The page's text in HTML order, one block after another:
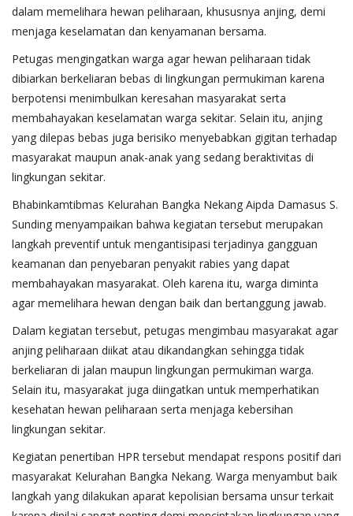
dalam memelihara hewan peliharaan, khususnya anjing, demi
menjaga keselamatan dan kenyamanan bersama.
Petugas mengingatkan warga agar hewan peliharaan tidak
dibiarkan berkeliaran bebas di lingkungan permukiman karena
berpotensi menimbulkan keresahan masyarakat serta
membahayakan keselamatan warga sekitar. Selain itu, anjing
yang dilepas bebas juga berisiko menyebabkan gigitan terhadap
masyarakat maupun anak-anak yang sedang beraktivitas di
lingkungan sekitar.
Bhabinkamtibmas Kelurahan Bangka Nekang Aipda Damasus S.
Sunding menyampaikan bahwa kegiatan tersebut merupakan
langkah preventif untuk mengantisipasi terjadinya gangguan
keamanan dan penyebaran penyakit rabies yang dapat
membahayakan masyarakat. Oleh karena itu, warga diminta
agar memelihara hewan dengan baik dan bertanggung jawab.
Dalam kegiatan tersebut, petugas mengimbau masyarakat agar
anjing peliharaan diikat atau dikandangkan sehingga tidak
berkeliaran di jalan maupun lingkungan permukiman warga.
Selain itu, masyarakat juga diingatkan untuk memperhatikan
kesehatan hewan peliharaan serta menjaga kebersihan
lingkungan sekitar.
Kegiatan penertiban HPR tersebut mendapat respons positif dari
masyarakat Kelurahan Bangka Nekang. Warga menyambut baik
langkah yang dilakukan aparat kepolisian bersama unsur terkait